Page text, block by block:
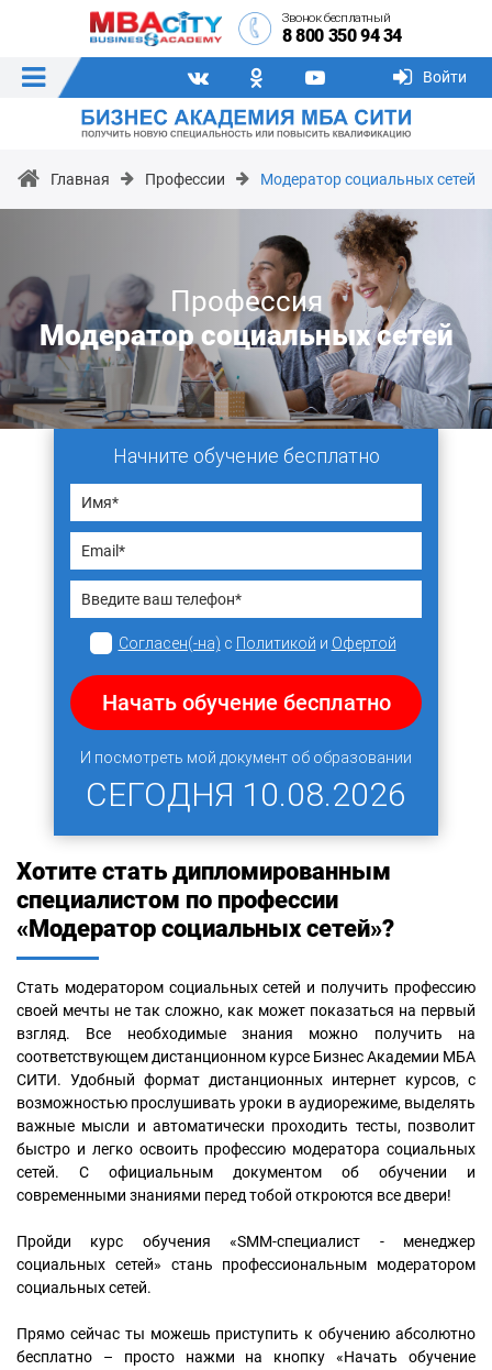
Звонок бесплатный
8 800 350 94 34
Войти
Главная Профессии Модератор социальных сетей
Профессия
Модератор социальных сетей
Начните обучение бесплатно
Согласен(-на) с Политикой и Офертой
Начать обучение бесплатно
И посмотреть мой документ об образовании
СЕГОДНЯ 10.08.2026
Хотите стать дипломированным
специалистом по профессии
«Модератор социальных сетей»?
Стать модератором социальных сетей и получить профессию
своей мечты не так сложно, как может показаться на первый
взгляд. Все необходимые знания можно получить на
соответствующем дистанционном курсе Бизнес Академии МБА
СИТИ. Удобный формат дистанционных интернет курсов, с
возможностью прослушивать уроки в аудиорежиме, выделять
важные мысли и автоматически проходить тесты, позволит
быстро и легко освоить профессию модератора социальных
сетей. С официальным документом об обучении и
современными знаниями перед тобой откроются все двери!
Пройди курс обучения «SMM-специалист - менеджер
социальных сетей» стань профессиональным модератором
социальных сетей.
Прямо сейчас ты можешь приступить к обучению абсолютно
бесплатно – просто нажми на кнопку «Начать обучение